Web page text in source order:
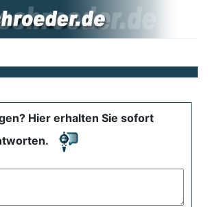
Hier erhalten Sie sofort